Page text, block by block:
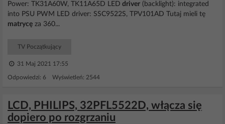
Power: TK31A60W, TK11A65D LED driver (backlight): integrated
into PSU PWM LED driver: SSC9522S, TPV101AD Tutaj mieli tę
matrycę za 360...
TV Początkujący
31 Maj 2021 17:55
Odpowiedzi: 6 Wyświetleń: 2544
LCD, PHILIPS, 32PFL5522D, włącza się
dopiero po rozgrzaniu